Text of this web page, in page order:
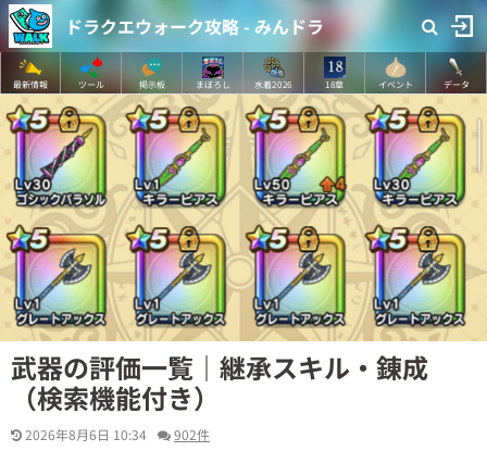
ドラクエウォーク攻略 - みんドラ
最新情報 ツール 掲示板 まぼろし 水着2026 18章 イベント データ
武器の評価一覧｜継承スキル・錬成
（検索機能付き）
2026年8月6日 10:34 902件